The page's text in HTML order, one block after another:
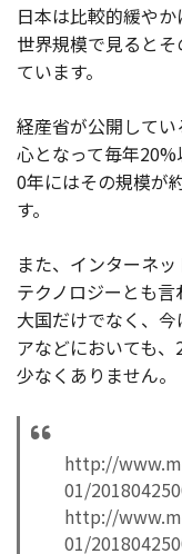
日本は比較的緩やか
世界規模で見ると
ています。
経産省が公開して
心となって毎年
0年にはその規模が
す。
また、インターネ
テクノロジーとも
大国だけでなく、
アなどにおいても
少なくありません。
http://
01/
http://
01/